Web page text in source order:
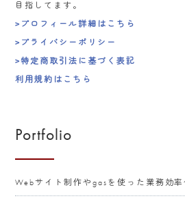
目指してます。
>プロフィール詳細はこちら
>プライバシーポリシー
>特定商取引法に基づく表記
利用規約はこちら
Portfolio
Webサイト制作やgasを使った業務効率